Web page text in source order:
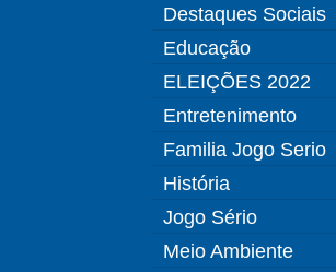
Destaques Sociais
Educação
ELEIÇÕES 2022
Entretenimento
Familia Jogo Serio
História
Jogo Sério
Meio Ambiente